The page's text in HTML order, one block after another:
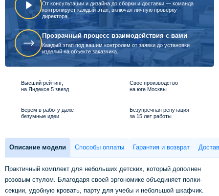
От консультации и дизайна до сборки и доставки — команда
контролирует каждый этап, включая личную проверку
директора.
Прозрачный процесс взаимодействия с вами
Каждый этап под вашим контролем от заявки до установки
изделий на объекте заказчика.
Высший рейтинг,
на Яндексе 5 звезд
Свое производство
на юге Москвы
Берем в работу даже
безумные идеи
Безупречная репутация
за 15 лет работы
Описание модели Способы оплаты Гарантия и возврат
Практичный комплект для небольших детских, который дополнен
розовым стулом. Благодаря своей эргономике объединяет полки-
секции, удобную кровать, парту для учебы и небольшой шкафчик.